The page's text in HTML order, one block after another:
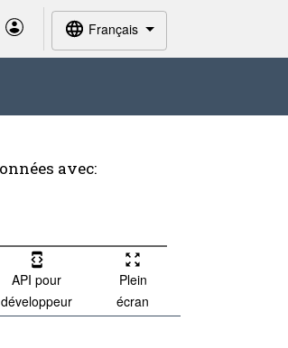
Français
avec:
API pour
développeur
Plein
écran